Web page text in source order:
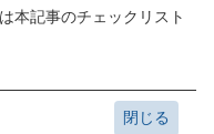
本記事のチェックリスト